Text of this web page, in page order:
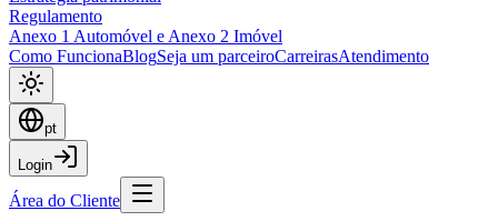
Regulamento
Anexo 1 Automóvel e Anexo 2 Imóvel
Como FuncionaBlogSeja um parceiroCarreirasAtendimento
pt
Login
Área do Cliente